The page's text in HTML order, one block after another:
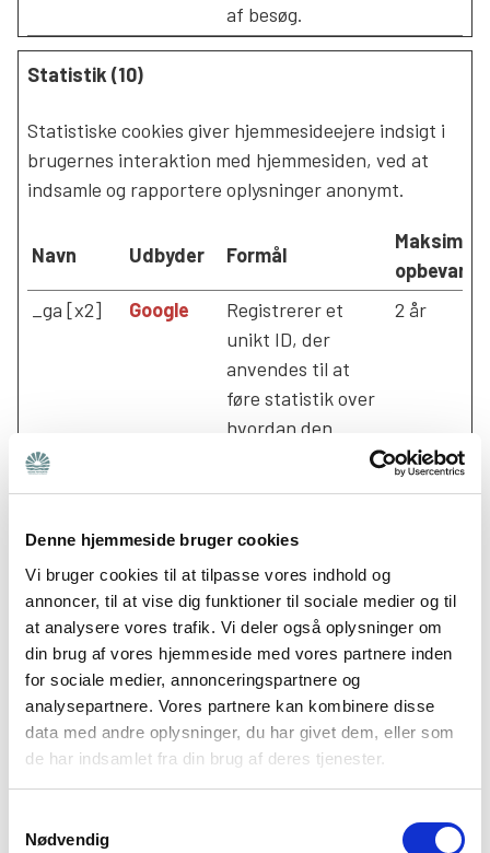
Denne hjemmeside bruger cookies
Vi bruger cookies til at tilpasse vores indhold og
annoncer, til at vise dig funktioner til sociale medier og til
at analysere vores trafik. Vi deler også oplysninger om
din brug af vores hjemmeside med vores partnere inden
for sociale medier, annonceringspartnere og
analysepartnere. Vores partnere kan kombinere disse
data med andre oplysninger, du har givet dem, eller som
de har indsamlet fra din brug af deres tjenester.
Nødvendig
af besøg.
Statistik (10)
Statistiske cookies giver hjemmesideejere indsigt i
brugernes interaktion med hjemmesiden, ved at
indsamle og rapportere oplysninger anonymt.
Navn Udbyder Formål
Maksimal
_ga [x2]
Google
Registrerer et
unikt ID, der
anvendes til at
føre statistik over
hvordan den
besøgende bruger
2 år
at indsamle data
om antallet af
gange en bruger
har besøgt
hjemmesiden samt
datoer for første
og seneste besøg.